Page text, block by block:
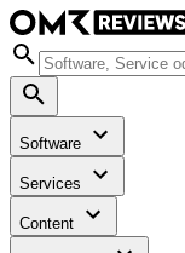
Software
Services
Content